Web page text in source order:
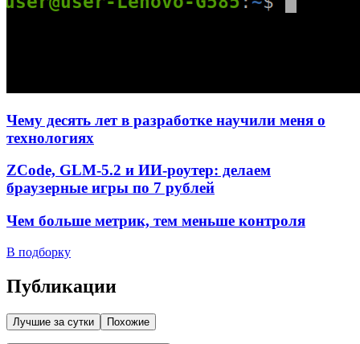
Чему десять лет в разработке научили меня о
технологиях
ZCode, GLM-5.2 и ИИ-роутер: делаем
браузерные игры по 7 рублей
Чем больше метрик, тем меньше контроля
В подборку
Публикации
Лучшие за сутки Похожие